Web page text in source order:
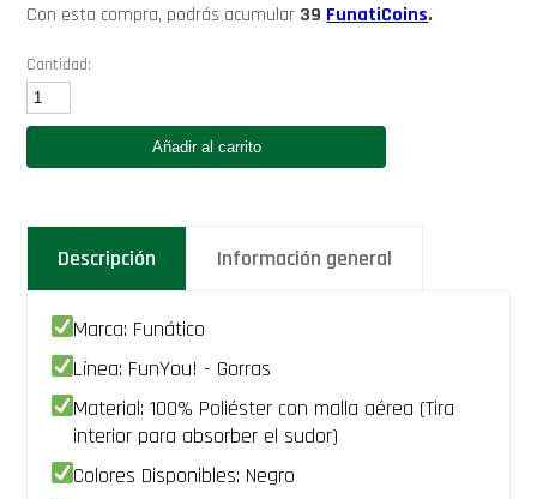
Con esta compra, podrás acumular 39 FunatiCoins.
Cantidad:
FunYou!
Gorras
-
con
Sticker
Limited
Edición
Añadir al carrito
Descripción Información general
Marca: Funático
Línea: FunYou! - Gorras
Material: 100% Poliéster con malla aérea (Tira
interior para absorber el sudor)
Colores Disponibles: Negro